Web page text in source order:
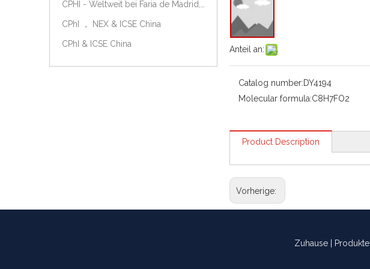
CPhI ， NEX & ICSE China
CPhI & ICSE China
Anteil an:
Catalog number:DY4194
Molecular formula:C8H7FO2
Product Description
Vorherige:
Zuhause Produkte